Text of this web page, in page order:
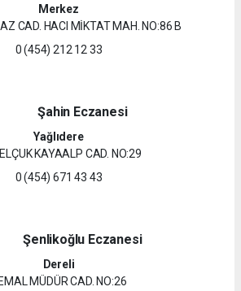
Merkez
CAD. HACI MİKTAT MAH. NO:86 B
0 (454) 212 12 33
Şahin Eczanesi
Yağlıdere
KAYAALP CAD. NO:29
0 (454) 671 43 43
Şenlikoğlu Eczanesi
Dereli
MÜDÜR CAD. NO:26